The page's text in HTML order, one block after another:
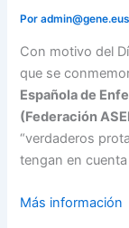
Por
Con motivo del
que se
Española de
(Federación
“verdaderos
tengan en
Más información